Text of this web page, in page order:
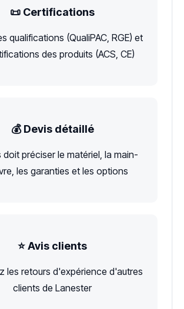
📜 Certifications
qualifications (QualiPAC, RGE) et
des produits (ACS, CE)
💰 Devis détaillé
doit préciser le matériel, la main-
les garanties et les options
⭐ Avis clients
les retours d'expérience d'autres
clients de Lanester